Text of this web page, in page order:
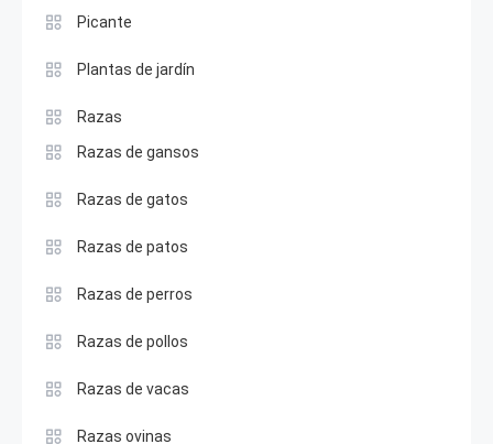
Picante
Plantas de jardín
Razas
Razas de gansos
Razas de gatos
Razas de patos
Razas de perros
Razas de pollos
Razas de vacas
Razas ovinas